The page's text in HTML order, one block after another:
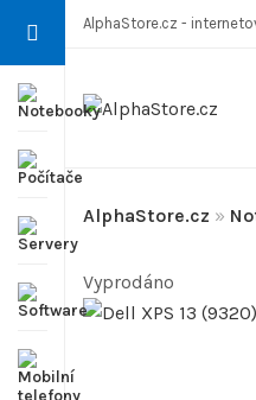
AlphaStore.cz -
AlphaStore.cz »
Vyprodáno